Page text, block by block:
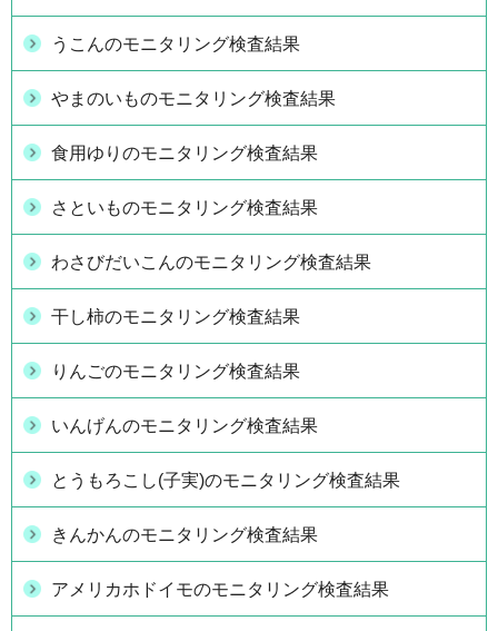
うこんのモニタリング検査結果
やまのいものモニタリング検査結果
食用ゆりのモニタリング検査結果
さといものモニタリング検査結果
わさびだいこんのモニタリング検査結果
干し柿のモニタリング検査結果
りんごのモニタリング検査結果
いんげんのモニタリング検査結果
とうもろこし(子実)のモニタリング検査結果
きんかんのモニタリング検査結果
アメリカホドイモのモニタリング検査結果